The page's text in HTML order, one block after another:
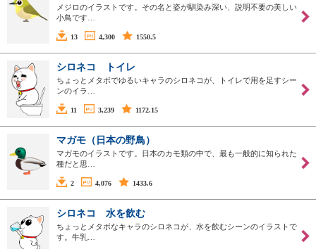
メジロのイラストです。その名と姿が馴染み深い、説明不要の美しい
小鳥です…
13 4,300 1550.5
シロネコ トイレ
ちょっとメタボでゆるいキャラのシロネコが、トイレで用を足すシー
ンのイラ…
11 3,239 1172.15
マガモ（日本の野鳥）
マガモのイラストです。日本のカモ類の中で、最も一般的に知られた
種だと思…
2 4,076 1433.6
シロネコ 水を飲む
ちょっとメタボなキャラのシロネコが、水を飲むシーンのイラストで
す。牛乳…